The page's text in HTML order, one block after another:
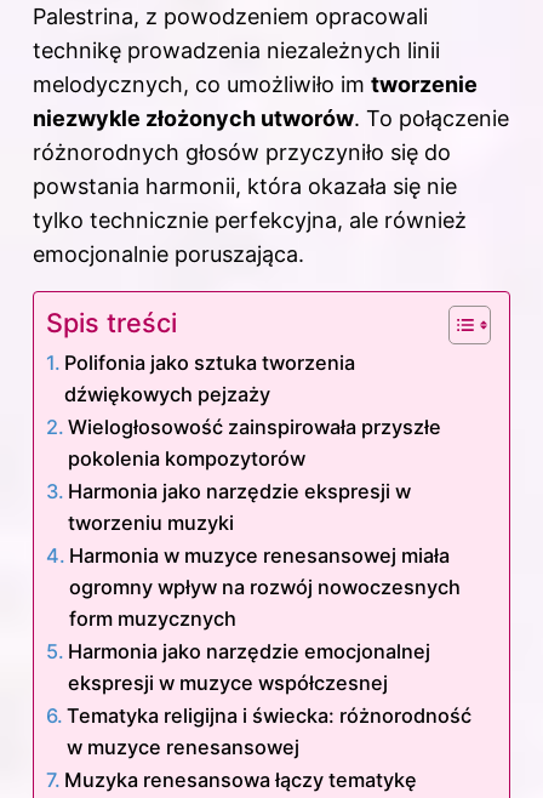
Palestrina, z powodzeniem opracowali
technikę prowadzenia niezależnych linii
melodycznych, co umożliwiło im tworzenie
niezwykle złożonych utworów. To połączenie
różnorodnych głosów przyczyniło się do
powstania harmonii, która okazała się nie
tylko technicznie perfekcyjna, ale również
emocjonalnie poruszająca.
Spis treści
Polifonia jako sztuka tworzenia
dźwiękowych pejzaży
Wielogłosowość zainspirowała przyszłe
pokolenia kompozytorów
Harmonia jako narzędzie ekspresji w
tworzeniu muzyki
Harmonia w muzyce renesansowej miała
ogromny wpływ na rozwój nowoczesnych
form muzycznych
Harmonia jako narzędzie emocjonalnej
ekspresji w muzyce współczesnej
Tematyka religijna i świecka: różnorodność
w muzyce renesansowej
Muzyka renesansowa łączy tematykę